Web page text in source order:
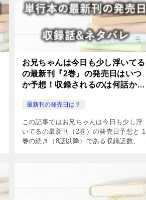
お兄ちゃんは今日も少し浮いてる
の最新刊『2巻』の発売日はいつ
か予想！収録されるのは何話かネ
最新刊の発売日は？
この記事ではお兄ちゃんは今日も少し浮
いてるの最新刊（2巻）の発売日予想と 1
巻の続き（8話以降）である収録話数、